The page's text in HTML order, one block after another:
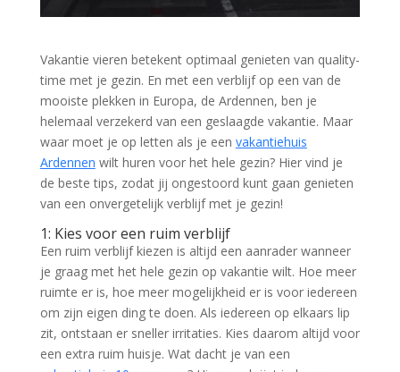
Vakantie vieren betekent optimaal genieten van quality-
time met je gezin. En met een verblijf op een van de
mooiste plekken in Europa, de Ardennen, ben je
helemaal verzekerd van een geslaagde vakantie. Maar
waar moet je op letten als je een vakantiehuis
Ardennen wilt huren voor het hele gezin? Hier vind je
de beste tips, zodat jij ongestoord kunt gaan genieten
van een onvergetelijk verblijf met je gezin!
1: Kies voor een ruim verblijf
Een ruim verblijf kiezen is altijd een aanrader wanneer
je graag met het hele gezin op vakantie wilt. Hoe meer
ruimte er is, hoe meer mogelijkheid er is voor iedereen
om zijn eigen ding te doen. Als iedereen op elkaars lip
zit, ontstaan er sneller irritaties. Kies daarom altijd voor
een extra ruim huisje. Wat dacht je van een